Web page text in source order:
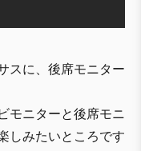
スに、後席モニター
モニターと後席モニ
しみたいところです